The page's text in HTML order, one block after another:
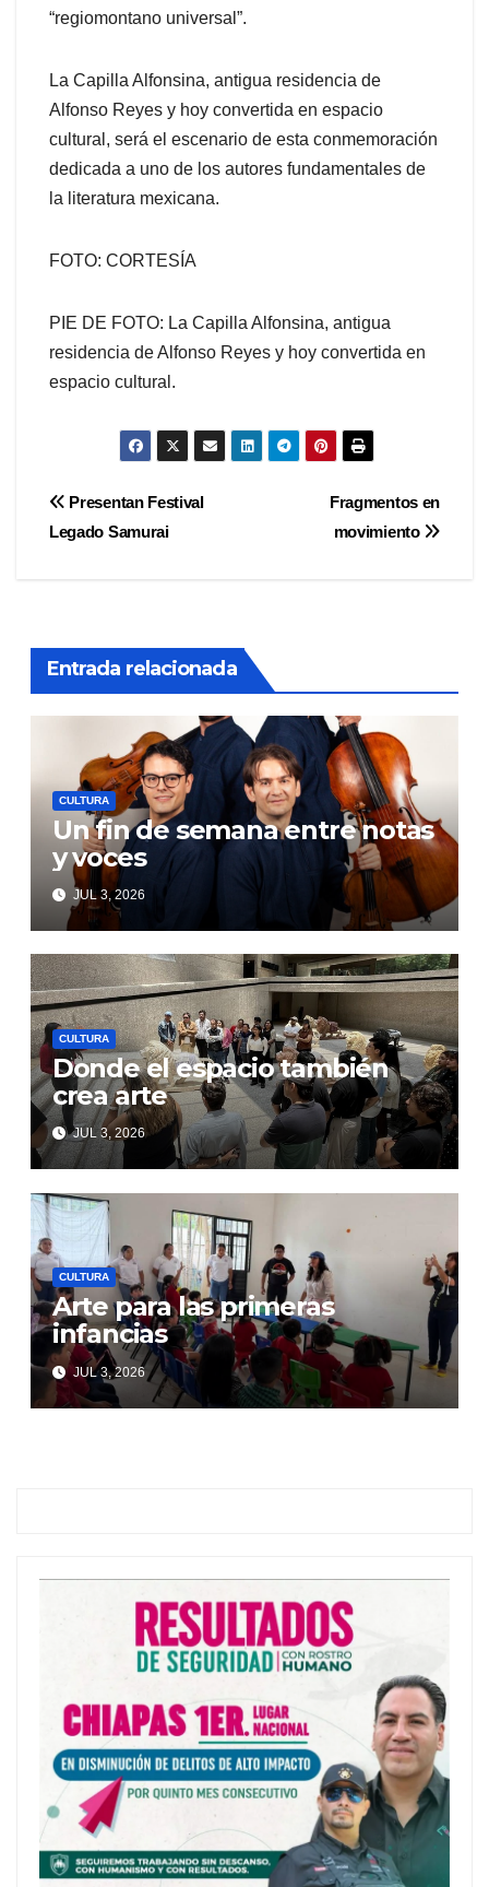
“regiomontano universal”.
La Capilla Alfonsina, antigua residencia de
Alfonso Reyes y hoy convertida en espacio
cultural, será el escenario de esta conmemoración
dedicada a uno de los autores fundamentales de
la literatura mexicana.
FOTO: CORTESÍA
PIE DE FOTO: La Capilla Alfonsina, antigua
residencia de Alfonso Reyes y hoy convertida en
espacio cultural.
Navegación
de
Fragmentos en
movimiento
Presentan Festival
Legado Samurai
Entrada relacionada
CULTURA
Un fin de semana entre notas
y voces
JUL 3, 2026
CULTURA
Donde el espacio también
crea arte
JUL 3, 2026
CULTURA
Arte para las primeras
infancias
JUL 3, 2026